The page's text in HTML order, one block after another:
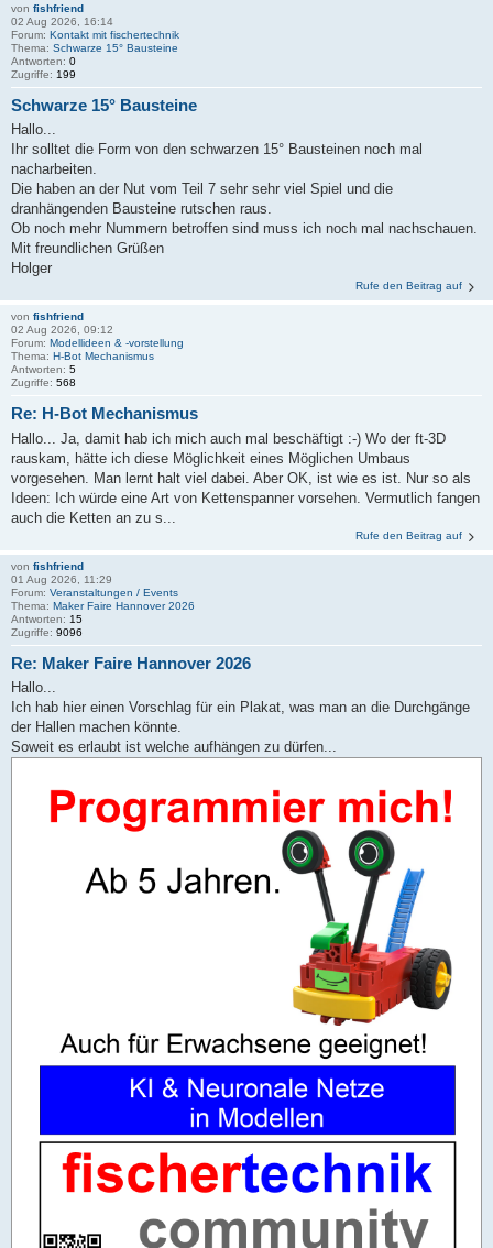
von fishfriend
02 Aug 2026, 16:14
Forum: Kontakt mit fischertechnik
Thema: Schwarze 15° Bausteine
Antworten: 0
Zugriffe: 199
Schwarze 15° Bausteine
Hallo...
Ihr solltet die Form von den schwarzen 15° Bausteinen noch mal
nacharbeiten.
Die haben an der Nut vom Teil 7 sehr sehr viel Spiel und die
dranhängenden Bausteine rutschen raus.
Ob noch mehr Nummern betroffen sind muss ich noch mal nachschauen.
Mit freundlichen Grüßen
Holger
Rufe den Beitrag auf
von fishfriend
02 Aug 2026, 09:12
Forum: Modellideen & -vorstellung
Thema: H-Bot Mechanismus
Antworten: 5
Zugriffe: 568
Re: H-Bot Mechanismus
Hallo... Ja, damit hab ich mich auch mal beschäftigt :-) Wo der ft-3D
rauskam, hätte ich diese Möglichkeit eines Möglichen Umbaus
vorgesehen. Man lernt halt viel dabei. Aber OK, ist wie es ist. Nur so als
Ideen: Ich würde eine Art von Kettenspanner vorsehen. Vermutlich fangen
auch die Ketten an zu s...
Rufe den Beitrag auf
von fishfriend
01 Aug 2026, 11:29
Forum: Veranstaltungen / Events
Thema: Maker Faire Hannover 2026
Antworten: 15
Zugriffe: 9096
Re: Maker Faire Hannover 2026
Hallo...
Ich hab hier einen Vorschlag für ein Plakat, was man an die Durchgänge
der Hallen machen könnte.
Soweit es erlaubt ist welche aufhängen zu dürfen...